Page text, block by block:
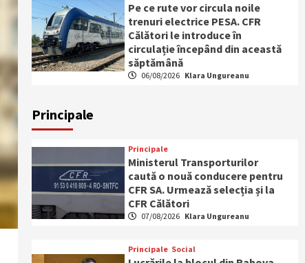
Pe ce rute vor circula noile
trenuri electrice PESA. CFR
Călători le introduce în
circulație începând din această
săptămână
06/08/2026 Klara Ungureanu
Principale
Principale
Ministerul Transporturilor
caută o nouă conducere pentru
CFR SA. Urmează selecția și la
CFR Călători
07/08/2026 Klara Ungureanu
Principale Social